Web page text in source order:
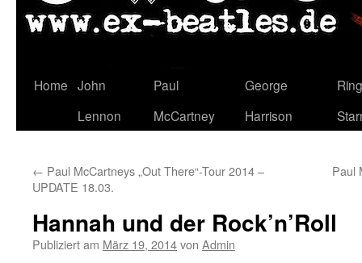
Zum
Home John
Lennon
Paul
McCartney
George
Harrison
← Paul McCartneys „Out There“-Tour 2014 –
UPDATE 18.03.
Paul
Hannah und der Rock’n’Roll
Publiziert am März 19, 2014von Admin